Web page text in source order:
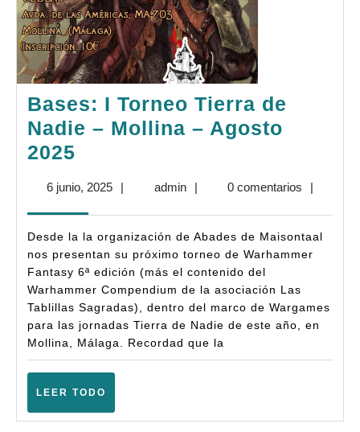
Bases: I Torneo Tierra de
Nadie – Mollina – Agosto
2025
Torneo
de
Nadie
–
Mollina
–
Agosto
2025
6 junio, 20256
| adminadmin
| 0 comentarios |
Desde la la organización de Abades de Maisontaal
nos presentan su próximo torneo de Warhammer
Fantasy 6ª edición (más el contenido del
Warhammer Compendium de la asociación Las
Tablillas Sagradas), dentro del marco de Wargames
para las jornadas Tierra de Nadie de este año, en
Mollina, Málaga. Recordad que la
LEER TODO